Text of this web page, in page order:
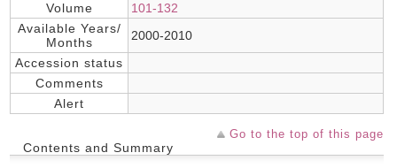
Volume
101-132
Available Years/
Months
2000-2010
Accession status
Comments
Alert
Go to the top of this page
Contents and Summary